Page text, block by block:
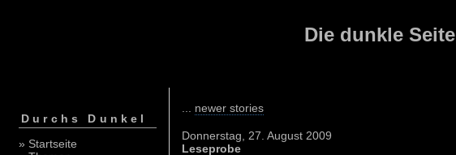
Die dunkle Seite
Durchs Dunkel
» Startseite
newer stories
Donnerstag, 27. August 2009
Leseprobe